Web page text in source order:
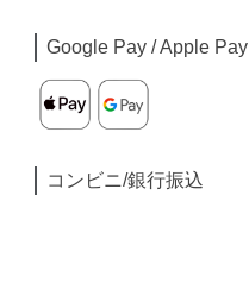
Google Pay / Apple Pay
コンビニ/銀行振込